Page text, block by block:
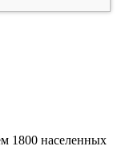
1800 населенных